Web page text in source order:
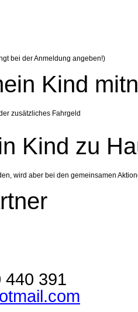
bei der Anmeldung angeben!)
Kind
zusätzliches Fahrgeld
Kind zu
wird aber bei den gemeinsamen
440 391